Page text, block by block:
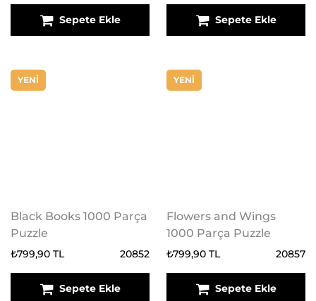
Sepete Ekle Sepete Ekle
YENİ
Black Books 1000 Parça
Puzzle
₺799,90 TL 20852
Sepete Ekle
YENİ
Flowers and Wings
1000 Parça Puzzle
₺799,90 TL 20857
Sepete Ekle